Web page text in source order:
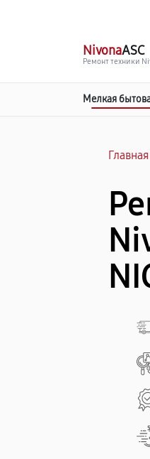
NivonaASC
Ремонт техники
Мелкая
Главная